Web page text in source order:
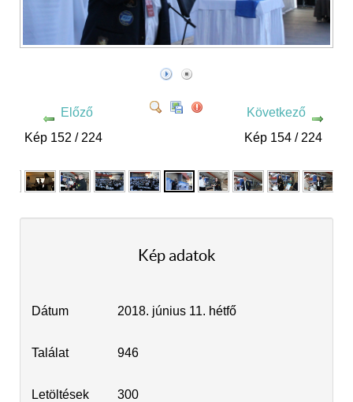
Előző
Kép 152 / 224
Következő
Kép 154 / 224
Kép adatok
Dátum 2018. június 11. hétfő
Találat 946
Letöltések 300